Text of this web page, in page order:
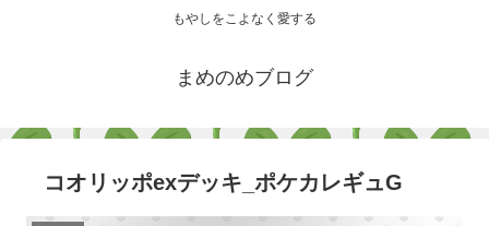
もやしをこよなく愛する
まめのめブログ
コオリッポexデッキ_ポケカレギュG